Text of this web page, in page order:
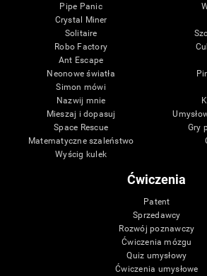
Pipe Panic
Crystal Miner
Solitaire
Robo Factory
Ant Escape
Neonowe światła
Simon mówi
Nazwij mnie
Mieszaj i dopasuj
Space Rescue
Matematyczne szaleństwo
Wyścig kulek
Gry
Ćwiczenia
Patent
Sprzedawcy
Rozwój poznawczy
Ćwiczenia mózgu
Quiz umysłowy
Ćwiczenia umysłowe